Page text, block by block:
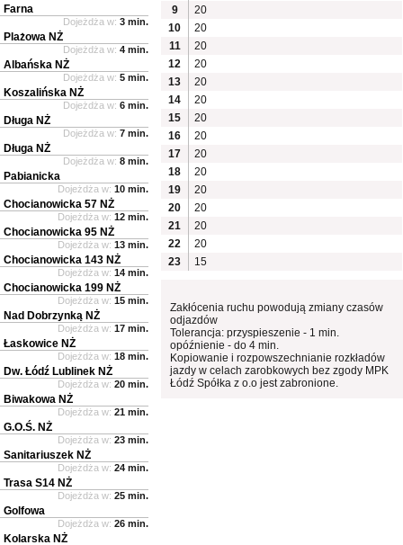
9
20
10
20
11
20
12
20
13
20
14
20
15
20
16
20
17
20
18
20
19
20
20
20
21
20
22
20
23
15
Zakłócenia ruchu powodują zmiany czasów
odjazdów
Tolerancja: przyspieszenie - 1 min.
opóźnienie - do 4 min.
Kopiowanie i rozpowszechnianie rozkładów
jazdy w celach zarobkowych bez zgody MPK
Łódź Spółka z o.o jest zabronione.
Farna
Dojeżdża w: 3 min.
Plażowa NŻ
Dojeżdża w: 4 min.
Albańska NŻ
Dojeżdża w: 5 min.
Koszalińska NŻ
Dojeżdża w: 6 min.
Długa NŻ
Dojeżdża w: 7 min.
Długa NŻ
Dojeżdża w: 8 min.
Pabianicka
Dojeżdża w: 10 min.
Chocianowicka 57 NŻ
Dojeżdża w: 12 min.
Chocianowicka 95 NŻ
Dojeżdża w: 13 min.
Chocianowicka 143 NŻ
Dojeżdża w: 14 min.
Chocianowicka 199 NŻ
Dojeżdża w: 15 min.
Nad Dobrzynką NŻ
Dojeżdża w: 17 min.
Łaskowice NŻ
Dojeżdża w: 18 min.
Dw. Łódź Lublinek NŻ
Dojeżdża w: 20 min.
Biwakowa NŻ
Dojeżdża w: 21 min.
G.O.Ś. NŻ
Dojeżdża w: 23 min.
Sanitariuszek NŻ
Dojeżdża w: 24 min.
Trasa S14 NŻ
Dojeżdża w: 25 min.
Golfowa
Dojeżdża w: 26 min.
Kolarska NŻ